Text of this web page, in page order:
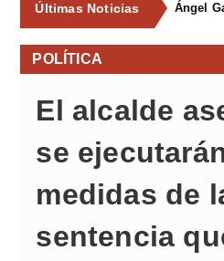
Últimas Noticias
POLÍTICA
El alcalde
se
medidas de
sentencia